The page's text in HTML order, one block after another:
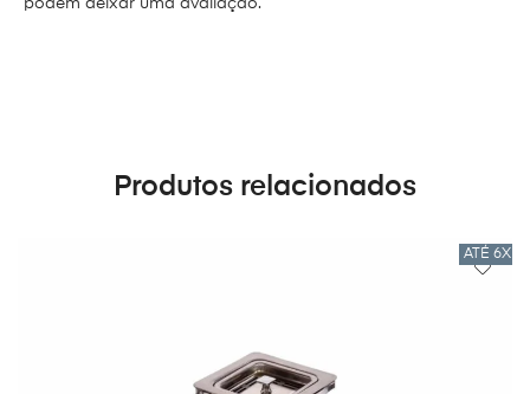
podem deixar uma avaliação.
Produtos relacionados
ATÉ 6X